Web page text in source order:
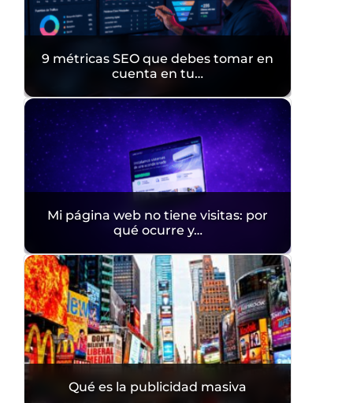
9 métricas SEO que debes tomar en
cuenta en tu…
Mi página web no tiene visitas: por
qué ocurre y…
Qué es la publicidad masiva